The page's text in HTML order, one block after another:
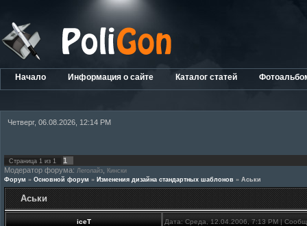
Начало Информация о сайте Каталог статей
Четверг, 06.08.2026, 12:14 PM
Страница 1 из 1
1
Модератор форума: Леголайз
Кински
Форум » Основной форум » Изменения дизайна стандартных шаблонов » Аськи
Аськи
iceT Дата: Среда, 12.04.2006, 7:13 PM |